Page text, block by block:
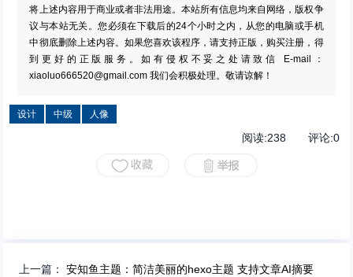
将上述内容用于商业或者非法用途。本站所有信息均来自网络，版权争
议与本站无关。您必须在下载后的24个小时之内，从您的电脑或手机
中彻底删除上述内容。如果您喜欢该程序，请支持正版，购买注册，得
到更好的正版服务。如有侵权不妥之处请致信 E-mail：
xiaoluo666520@gmail.com 我们会积极处理。敬请谅解！
设计 中级 人像
阅读:238 评论:0
上一篇：安知鱼主题：简洁美丽的hexo主题 支持文章AI摘要